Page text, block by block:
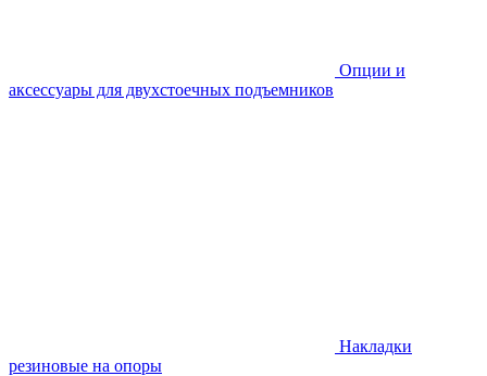
Опции и
аксессуары для двухстоечных подъемников
Накладки
резиновые на опоры